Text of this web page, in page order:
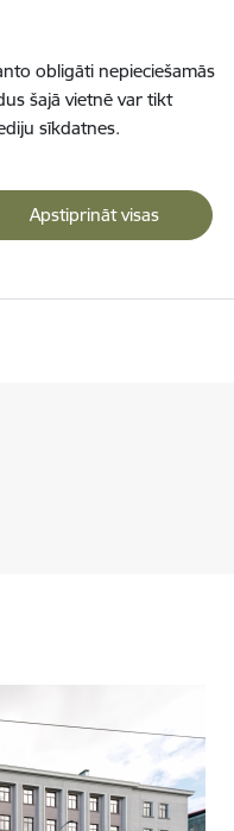
obligāti nepieciešamās
šajā vietnē var tikt
sīkdatnes.
Apstiprināt visas